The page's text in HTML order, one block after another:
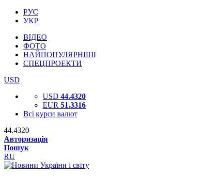
РУС
УКР
ВІДЕО
ФОТО
НАЙПОПУЛЯРНІШІ
СПЕЦПРОЕКТИ
USD
USD 44.4320
EUR 51.3316
Всі курси валют
44.4320
Авторизація
Пошук
RU